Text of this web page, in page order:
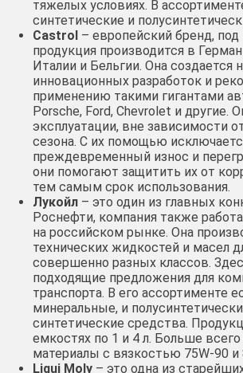
тяжелых условиях. В
синтетические и
Castrol – европейский бренд,
продукция производится в
Италии и Бельгии. Она создается
инновационных разработок и
применению такими гигантами
Porsche, Ford, Chevrolet и другие.
эксплуатации, вне зависимости
сезона. С их помощью
преждевременный износ и
они помогают защитить их от
тем самым срок использования.
Лукойл – это один из главных
Роснефти, компания также
на российском рынке. Она
технических жидкостей и масел
совершенно разных классов.
подходящие предложения для
транспорта. В его ассортименте
минеральные, и
синтетические средства.
емкостях по 1 и 4 л. Больше
материалы с вязкостью 75W-90 и
Liqui Moly – это одна из